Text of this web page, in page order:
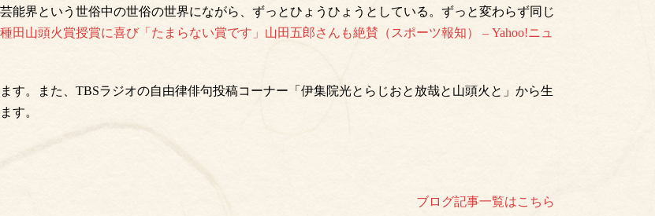
能界という世俗中の世俗の世界にながら、ずっとひょうひょうとしている。ずっと変わらず同じ
種田山頭火賞授賞に喜び「たまらない賞です」山田五郎さんも絶賛（スポーツ報知） – Yahoo!ニュ
す。また、TBSラジオの自由律俳句投稿コーナー「伊集院光とらじおと放哉と山頭火と」から生
す。
ブログ記事一覧はこちら